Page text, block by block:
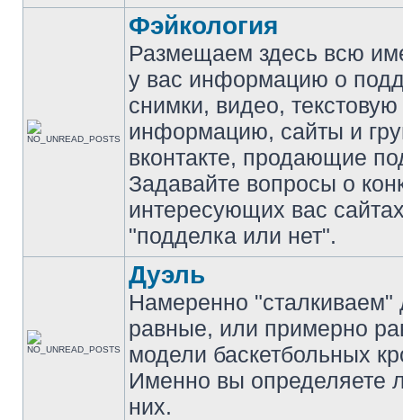
Фэйкология
Размещаем здесь всю
у вас информацию о
снимки, видео, текстовую
информацию, сайты и
вконтакте, продающие
Задавайте вопросы о
интересующих вас
"подделка или нет".
Дуэль
Намеренно "сталкиваем"
равные, или примерно
модели баскетбольных
Именно вы определяете
них.